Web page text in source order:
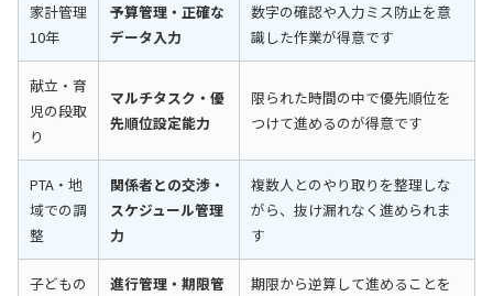
家計管理
10年
予算管理・正確な
データ入力
数字の確認や入力ミス防止を意
識した作業が得意です
献立・育
児の段取
り
マルチタスク・優
先順位設定能力
限られた時間の中で優先順位を
つけて進めるのが得意です
PTA・地
域での調
整
関係者との交渉・
スケジュール管理
力
複数人とのやり取りを整理しな
がら、抜け漏れなく進められま
す
子どもの
進行管理・期限管
期限から逆算して進めることを